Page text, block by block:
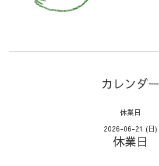
カレンダー
休業日
2026-06-21 (日)
休業日